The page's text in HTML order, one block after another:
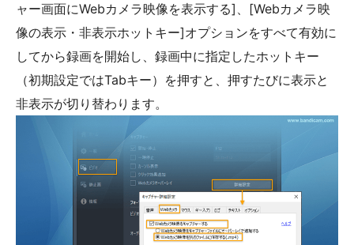
ャー画面にWebカメラ映像を表示する]、[Webカメラ映
像の表示・非表示ホットキー]オプションをすべて有効に
してから録画を開始し、録画中に指定したホットキー
（初期設定ではTabキー）を押すと、押すたびに表示と
非表示が切り替わります。